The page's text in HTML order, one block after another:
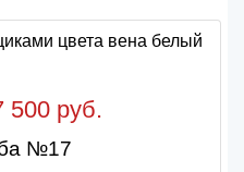
500 руб.
№17